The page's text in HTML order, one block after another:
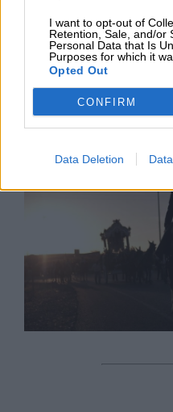
I want to opt-out of
Retention, Sale, and/or
Personal Data that Is
Purposes for which it
Opted Out
CONFIRM
Data Deletion
es descalificar y excluir a
piensan como ellos...
DOMINGO, 18